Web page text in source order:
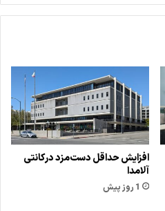
افزایش حداقل دست‌مزد در کانتی
آلامدا
1 روز پیش